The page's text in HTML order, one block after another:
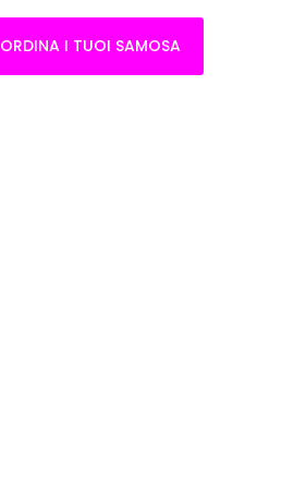
ORDINA I TUOI SAMOSA